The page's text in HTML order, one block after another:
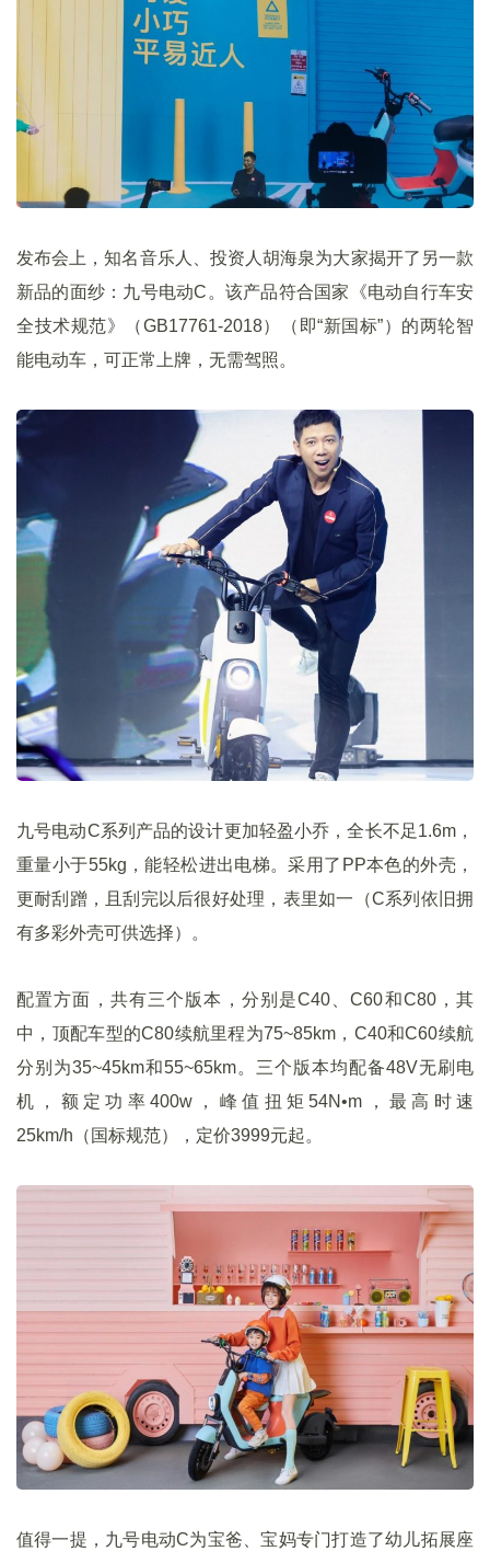
发布会上，知名音乐人、投资人胡海泉为大家揭开了另一款
新品的面纱：九号电动C。该产品符合国家《电动自行车安
全技术规范》（GB17761-2018）（即“新国标”）的两轮智
能电动车，可正常上牌，无需驾照。
九号电动C系列产品的设计更加轻盈小乔，全长不足1.6m，
重量小于55kg，能轻松进出电梯。采用了PP本色的外壳，
更耐刮蹭，且刮完以后很好处理，表里如一（C系列依旧拥
有多彩外壳可供选择）。
配置方面，共有三个版本，分别是C40、C60和C80，其
中，顶配车型的C80续航里程为75~85km，C40和C60续航
分别为35~45km和55~65km。三个版本均配备48V无刷电
机，额定功率400w，峰值扭矩54N•m，最高时速
25km/h（国标规范），定价3999元起。
值得一提，九号电动C为宝爸、宝妈专门打造了幼儿拓展座